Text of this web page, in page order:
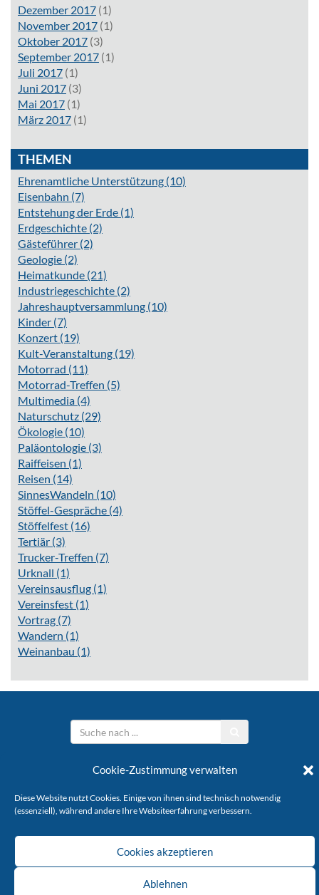
Cookie-Zustimmung verwalten
Diese Website nutzt Cookies. Einige von ihnen sind technisch notwendig
(essenziell), während andere Ihre Websiteerfahrung verbessern.
Cookies akzeptieren
Ablehnen
Dezember 2017 (1)
November 2017 (1)
Oktober 2017 (3)
September 2017 (1)
Juli 2017 (1)
Juni 2017 (3)
Mai 2017 (1)
März 2017 (1)
THEMEN
Ehrenamtliche Unterstützung (10)
Eisenbahn (7)
Entstehung der Erde (1)
Erdgeschichte (2)
Gästeführer (2)
Geologie (2)
Heimatkunde (21)
Industriegeschichte (2)
Jahreshauptversammlung (10)
Kinder (7)
Konzert (19)
Kult-Veranstaltung (19)
Motorrad (11)
Motorrad-Treffen (5)
Multimedia (4)
Naturschutz (29)
Ökologie (10)
Paläontologie (3)
Raiffeisen (1)
Reisen (14)
SinnesWandeln (10)
Stöffel-Gespräche (4)
Stöffelfest (16)
Tertiär (3)
Trucker-Treffen (7)
Urknall (1)
Vereinsausflug (1)
Vereinsfest (1)
Vortrag (7)
Wandern (1)
Weinanbau (1)
Stöffelverein e.V.
KONTAKT IMPRESSUM DATENSCHUTZ